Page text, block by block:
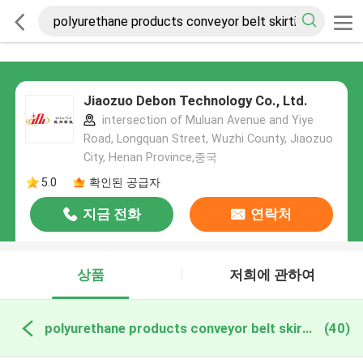
Jiaozuo Debon Technology Co., Ltd.
intersection of Muluan Avenue and Yiye
Road, Longquan Street, Wuzhi County, Jiaozuo
City, Henan Province,중국
5.0
확인된 공급자
지금 전화 연락처
상품 저희에 관하여
polyurethane products conveyor belt skirting 온라인 제조 (40)